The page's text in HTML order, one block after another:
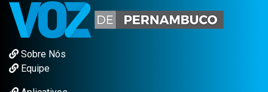
Sobre Nós
Equipe